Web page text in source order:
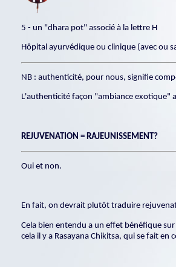
5 - un "dhara pot" associé à la lettre H
Hôpital ayurvédique ou clinique (avec ou
NB : authenticité, pour nous, signifie
L'authenticité façon "ambiance exotique"
REJUVENATION = RAJEUNISSEMENT?
Oui et non.
En fait, on devrait plutôt traduire
Cela bien entendu a un effet bénéfique
cela il y a Rasayana Chikitsa, qui se fait en